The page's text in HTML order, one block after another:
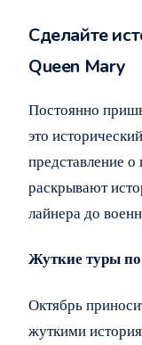
Сделайте
Queen Mary
Постоянно
это
представление
раскрывают
лайнера до
Жуткие туры
Октябрь
жуткими